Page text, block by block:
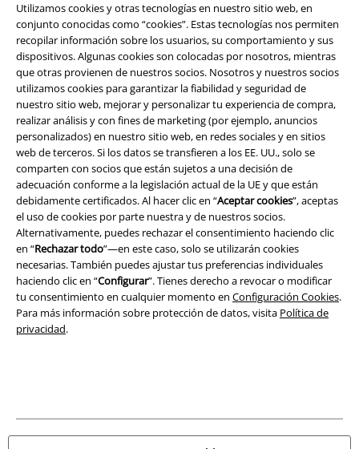
Utilizamos cookies y otras tecnologías en nuestro sitio web, en
conjunto conocidas como “cookies”. Estas tecnologías nos permiten
recopilar información sobre los usuarios, su comportamiento y sus
dispositivos. Algunas cookies son colocadas por nosotros, mientras
que otras provienen de nuestros socios. Nosotros y nuestros socios
utilizamos cookies para garantizar la fiabilidad y seguridad de
nuestro sitio web, mejorar y personalizar tu experiencia de compra,
realizar análisis y con fines de marketing (por ejemplo, anuncios
personalizados) en nuestro sitio web, en redes sociales y en sitios
web de terceros. Si los datos se transfieren a los EE. UU., solo se
comparten con socios que están sujetos a una decisión de
adecuación conforme a la legislación actual de la UE y que están
debidamente certificados. Al hacer clic en “Aceptar cookies”, aceptas
el uso de cookies por parte nuestra y de nuestros socios.
Alternativamente, puedes rechazar el consentimiento haciendo clic
en “Rechazar todo”—en este caso, solo se utilizarán cookies
necesarias. También puedes ajustar tus preferencias individuales
haciendo clic en “Configurar”. Tienes derecho a revocar o modificar
tu consentimiento en cualquier momento en Configuración Cookies.
Para más información sobre protección de datos, visita Política de
privacidad.
Legal
Términos y Condiciones
Aviso Legal
Ley protección de datos
Eliminación de residuos y protección del medioambiente
Declaración de Conformidad
Información sobre accesibilidad
Configuración Cookies
Cancelar pedido